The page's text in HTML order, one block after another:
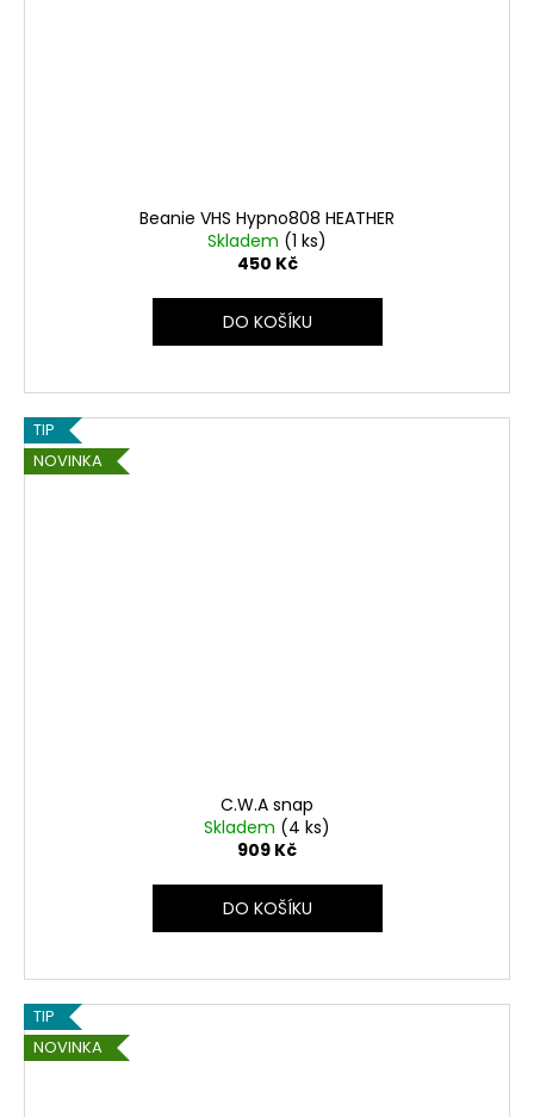
Beanie VHS Hypno808 HEATHER
Skladem (1 ks)
450 Kč
DO KOŠÍKU
TIP
NOVINKA
C.W.A snap
Skladem (4 ks)
909 Kč
DO KOŠÍKU
TIP
NOVINKA